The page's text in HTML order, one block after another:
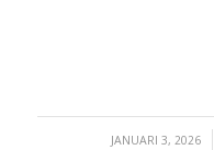
JANUARI 3, 2026
/